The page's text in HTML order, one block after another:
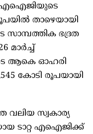
എഐജിയുടെ
താഴെയായി
ഭദ്രത
മാർച്ച്
ആകെ ഓഹരി
കോടി രൂപയായി
വലിയ സ്വകാര്യ
ടാറ്റ എഐജിക്ക്